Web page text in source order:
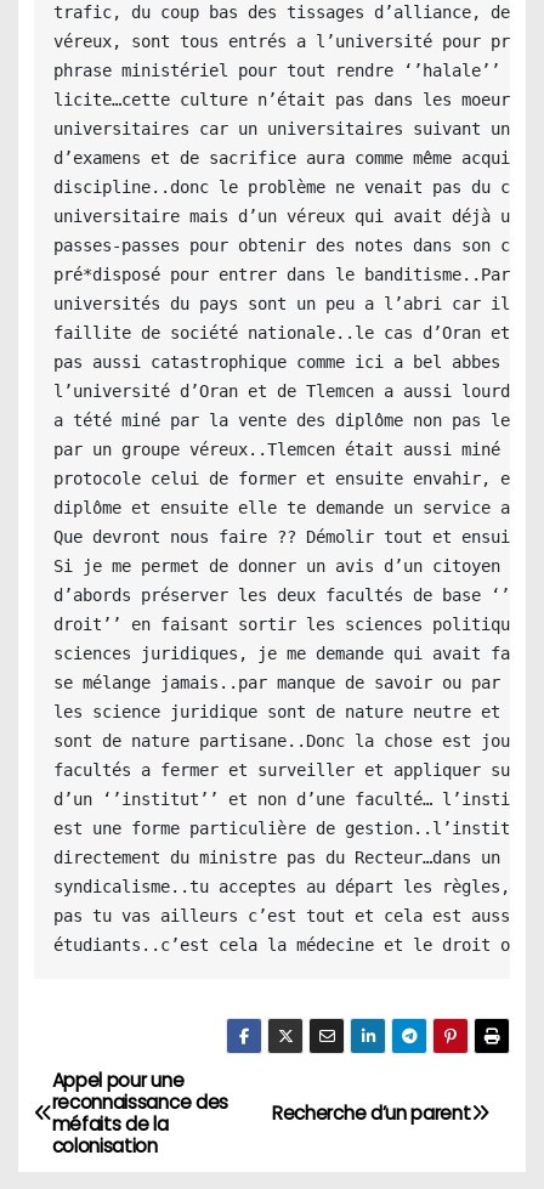
trafic, du coup bas des tissages d’alliance, des
véreux, sont tous entrés a l’université pour
phrase ministériel pour tout rendre ‘’halale’’ ou
licite…cette culture n’était pas dans les moeurs
universitaires car un universitaires suivant un
d’examens et de sacrifice aura comme même acquis
discipline..donc le problème ne venait pas du coté
universitaire mais d’un véreux qui avait déjà
passes-passes pour obtenir des notes dans son
pré*disposé pour entrer dans le banditisme..Par
universités du pays sont un peu a l’abri car il n
faillite de société nationale..le cas d’Oran et de
pas aussi catastrophique comme ici a bel abbes
l’université d’Oran et de Tlemcen a aussi
a tété miné par la vente des diplôme non pas les
par un groupe véreux..Tlemcen était aussi miné par
protocole celui de former et ensuite envahir, elle
diplôme et ensuite elle te demande un service
Que devront nous faire ?? Démolir tout et
Si je me permet de donner un avis d’un citoyen
d’abords préserver les deux facultés de base
droit’’ en faisant sortir les sciences politique
sciences juridiques, je me demande qui avait fait
se mélange jamais..par manque de savoir ou par
les science juridique sont de nature neutre et
sont de nature partisane..Donc la chose est
facultés a fermer et surveiller et appliquer sur
d’un ‘’institut’’ et non d’une faculté… l’institut
est une forme particulière de gestion..l’institut
directement du ministre pas du Recteur…dans un
syndicalisme..tu acceptes au départ les règles, si
pas tu vas ailleurs c’est tout et cela est aussi
étudiants..c’est cela la médecine et le droit ou
N
a
Recherche d’un parent
Appel pour une
reconnaissance des
méfaits de la
colonisation